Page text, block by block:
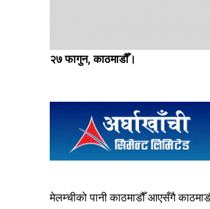
२७ फागुन, काठमाडौँ।
मेलम्चीको पानी काठमाडौँ आएसँगै